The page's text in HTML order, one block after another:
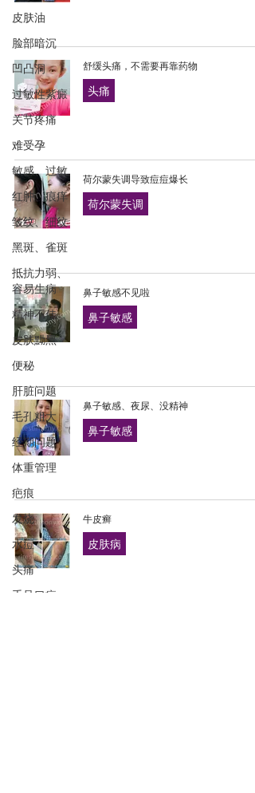
皮肤油
脸部暗沉
凹凸洞
过敏性紫癜
关节疼痛
难受孕
敏感、过敏
红肿、痕痒
皱纹、细纹
黑斑、雀斑
抵抗力弱、
容易生病
精神不佳
皮肤黝黑
便秘
肝脏问题
毛孔粗大
经期问题
体重管理
疤痕
发烧
水痘
头痛
手足口症
舒缓头痛，不需要再靠药物
头痛
荷尔蒙失调导致痘痘爆长
荷尔蒙失调
鼻子敏感不见啦
鼻子敏感
鼻子敏感、夜尿、没精神
鼻子敏感
牛皮癣
皮肤病